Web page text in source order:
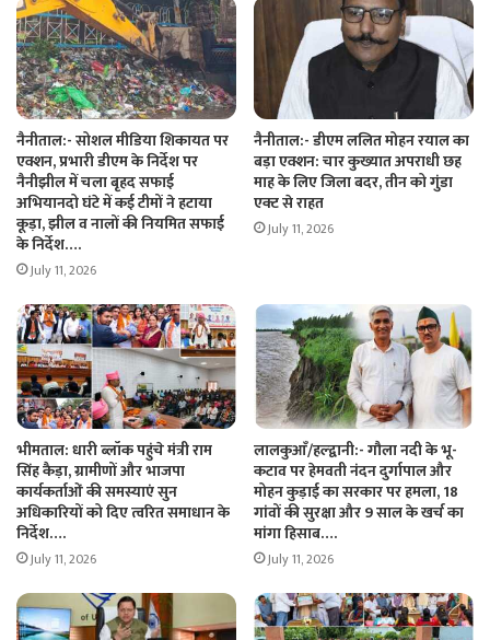
नैनीताल:- सोशल मीडिया शिकायत पर
एक्शन, प्रभारी डीएम के निर्देश पर
नैनीझील में चला बृहद सफाई
अभियानदो घंटे में कई टीमों ने हटाया
कूड़ा, झील व नालों की नियमित सफाई
के निर्देश….
July 11, 2026
नैनीताल:- डीएम ललित मोहन रयाल का
बड़ा एक्शन: चार कुख्यात अपराधी छह
माह के लिए जिला बदर, तीन को गुंडा
एक्ट से राहत
July 11, 2026
भीमताल: धारी ब्लॉक पहुंचे मंत्री राम
सिंह कैड़ा, ग्रामीणों और भाजपा
कार्यकर्ताओं की समस्याएं सुन
अधिकारियों को दिए त्वरित समाधान के
निर्देश….
July 11, 2026
लालकुआँ/हल्द्वानी:- गौला नदी के भू-
कटाव पर हेमवती नंदन दुर्गापाल और
मोहन कुड़ाई का सरकार पर हमला, 18
गांवों की सुरक्षा और 9 साल के खर्च का
मांगा हिसाब….
July 11, 2026